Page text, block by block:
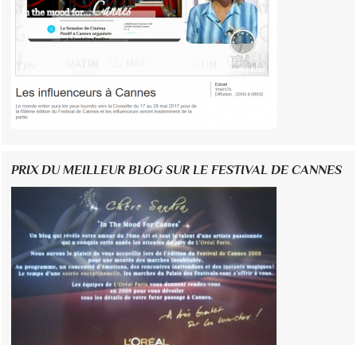
PRIX DU MEILLEUR BLOG SUR LE FESTIVAL DE CANNES